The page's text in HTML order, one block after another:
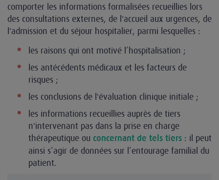
comporter les informations formalisées recueillies lors
des consultations externes, de l'accueil aux urgences, de
l'admission et du séjour hospitalier, parmi lesquelles :
les raisons qui ont motivé l’hospitalisation ;
les antécédents médicaux et les facteurs de
risques ;
les conclusions de l'évaluation clinique initiale ;
les informations recueillies auprès de tiers
n'intervenant pas dans la prise en charge
thérapeutique ou concernant de tels tiers : il peut
ainsi s’agir de données sur l’entourage familial du
patient.